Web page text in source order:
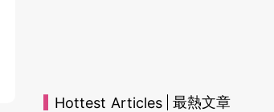
Hottest Articles 最熱文章